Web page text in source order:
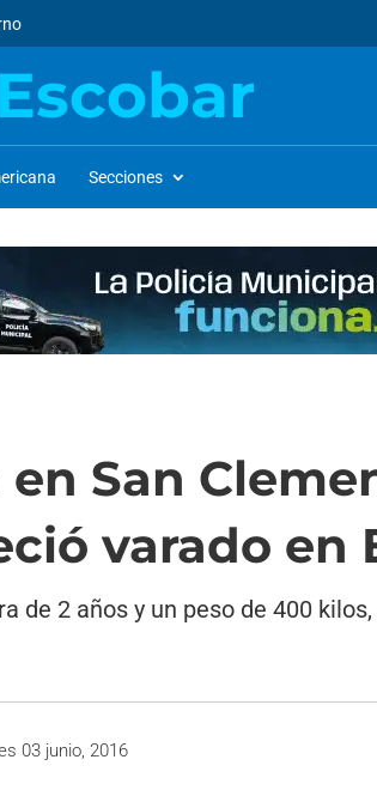
Secciones
en San
varado en
de 2 años y un peso de 400
03 junio, 2016